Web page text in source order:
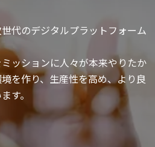
代のデジタルプラットフォーム
ッションに人々が本来やりたか
を作り、生産性を高め、より良
す。